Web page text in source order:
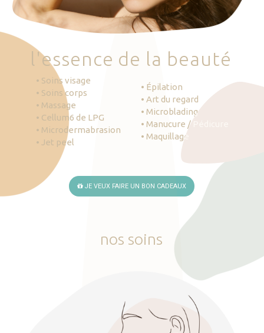
'essence de la beauté
• Soins visage
• Soins corps
• Massage
• Cellum6 de LPG
• Microdermabrasion
• Jet peel
• Épilation
• Art du regard
• Microblading
• Manucure / Pédicure
• Maquillage
JE VEUX FAIRE UN BON CADEAUX
nos soins